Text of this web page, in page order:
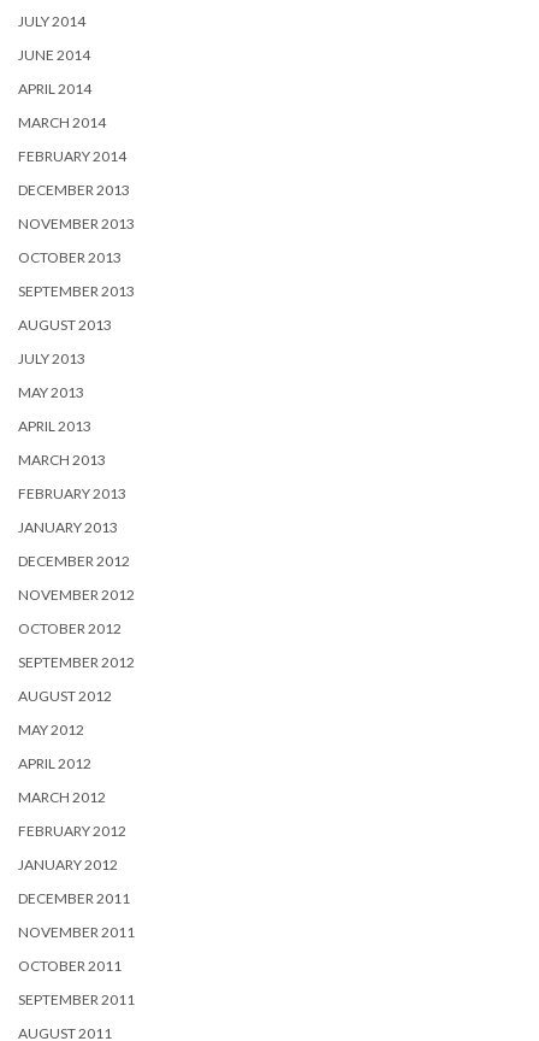
JULY 2014
JUNE 2014
APRIL 2014
MARCH 2014
FEBRUARY 2014
DECEMBER 2013
NOVEMBER 2013
OCTOBER 2013
SEPTEMBER 2013
AUGUST 2013
JULY 2013
MAY 2013
APRIL 2013
MARCH 2013
FEBRUARY 2013
JANUARY 2013
DECEMBER 2012
NOVEMBER 2012
OCTOBER 2012
SEPTEMBER 2012
AUGUST 2012
MAY 2012
APRIL 2012
MARCH 2012
FEBRUARY 2012
JANUARY 2012
DECEMBER 2011
NOVEMBER 2011
OCTOBER 2011
SEPTEMBER 2011
AUGUST 2011